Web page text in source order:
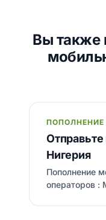
Вы также
Нигерия
Пополнение
операторов :